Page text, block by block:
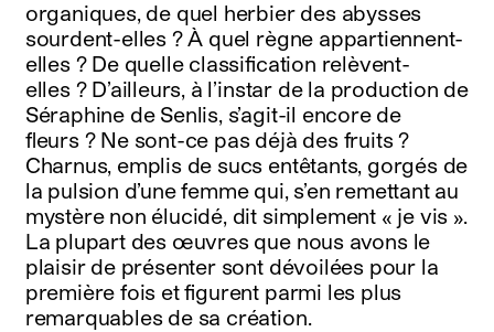
organiques, de quel herbier des abysses
sourdent-elles ? À quel règne appartiennent-
elles ? De quelle classification relèvent-
elles ? D’ailleurs, à l’instar de la production de
Séraphine de Senlis, s’agit-il encore de
fleurs ? Ne sont-ce pas déjà des fruits ?
Charnus, emplis de sucs entêtants, gorgés de
la pulsion d’une femme qui, s’en remettant au
mystère non élucidé, dit simplement « je vis ».
La plupart des œuvres que nous avons le
plaisir de présenter sont dévoilées pour la
première fois et figurent parmi les plus
remarquables de sa création.